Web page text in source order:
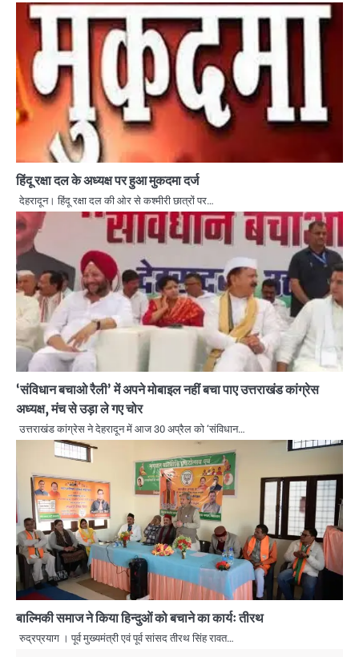
हिंदू रक्षा दल के अध्यक्ष पर हुआ मुकदमा दर्ज
देहरादून। हिंदू रक्षा दल की ओर से कश्मीरी छात्रों पर…
‘संविधान बचाओ रैली’ में अपने मोबाइल नहीं बचा पाए उत्तराखंड कांग्रेस
अध्यक्ष, मंच से उड़ा ले गए चोर
उत्तराखंड कांग्रेस ने देहरादून में आज 30 अप्रैल को ‘संविधान…
बाल्मिकी समाज ने किया हिन्दुओं को बचाने का कार्यः तीरथ
रुद्रप्रयाग । पूर्व मुख्यमंत्री एवं पूर्व सांसद तीरथ सिंह रावत…